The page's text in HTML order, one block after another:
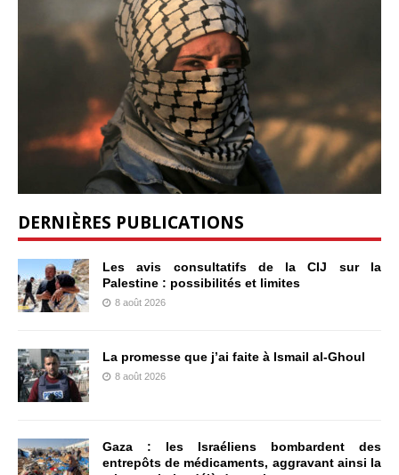
DERNIÈRES PUBLICATIONS
Les avis consultatifs de la CIJ sur la
Palestine : possibilités et limites
8 août 2026
La promesse que j’ai faite à Ismail al-Ghoul
8 août 2026
Gaza : les Israéliens bombardent des
entrepôts de médicaments, aggravant ainsi la